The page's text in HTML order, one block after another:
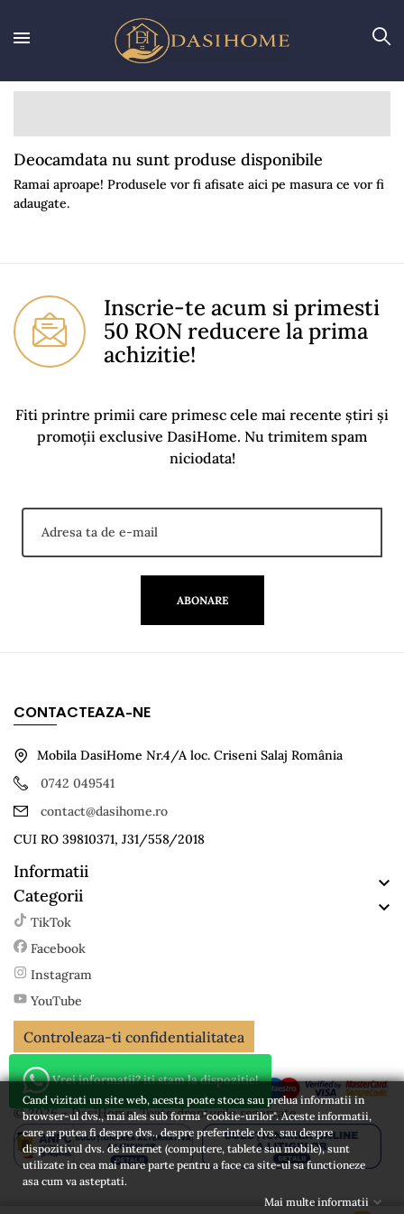
Deocamdata nu sunt produse disponibile
Ramai aproape! Produsele vor fi afisate aici pe masura ce vor fi
adaugate.
Inscrie-te acum si primesti
50 RON reducere la prima
achizitie!
Fiti printre primii care primesc cele mai recente știri și
promoții exclusive DasiHome. Nu trimitem spam
niciodata!
ABONARE
CONTACTEAZA-NE
Mobila DasiHome Nr.4/A loc. Criseni Salaj România
0742 049541
contact@dasihome.ro
CUI RO 39810371, J31/558/2018
Informatii

Categorii

TikTok
Facebook
Instagram
YouTube
Controleaza-ti confidentialitatea
© 2026 - DasiHome. Toate drepturile rezervate
Vrei informatii? iti stam la dispozitie!
Cand vizitati un site web, acesta poate stoca sau prelua informatii in
browser-ul dvs., mai ales sub forma "cookie-urilor". Aceste informatii,
care ar putea fi despre dvs., despre preferintele dvs. sau despre
dispozitivul dvs. de internet (computere, tablete sau mobile), sunt
utilizate in cea mai mare parte pentru a face ca site-ul sa functioneze
asa cum va asteptati.
Mai multe informatii